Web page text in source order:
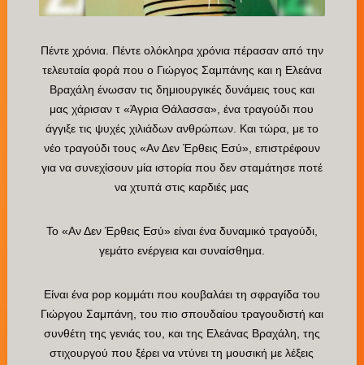
Πέντε χρόνια. Πέντε ολόκληρα χρόνια πέρασαν από την
τελευταία φορά που ο Γιώργος Σαμπάνης και η Ελεάνα
Βραχάλη ένωσαν τις δημιουργικές δυνάμεις τους και
μας χάρισαν τ «Άγρια Θάλασσα», ένα τραγούδι που
άγγιξε τις ψυχές χιλιάδων ανθρώπων. Και τώρα, με το
νέο τραγούδι τους «Αν Δεν Έρθεις Εσύ», επιστρέφουν
για να συνεχίσουν μία ιστορία που δεν σταμάτησε ποτέ
να χτυπά στις καρδιές μας
Το «Αν Δεν Έρθεις Εσύ» είναι ένα δυναμικό τραγούδι,
γεμάτο ενέργεια και συναίσθημα.
Είναι ένα pop κομμάτι που κουβαλάει τη σφραγίδα του
Γιώργου Σαμπάνη, του πιο σπουδαίου τραγουδιστή και
συνθέτη της γενιάς του, και της Ελεάνας Βραχάλη, της
στιχουργού που ξέρει να ντύνει τη μουσική με λέξεις